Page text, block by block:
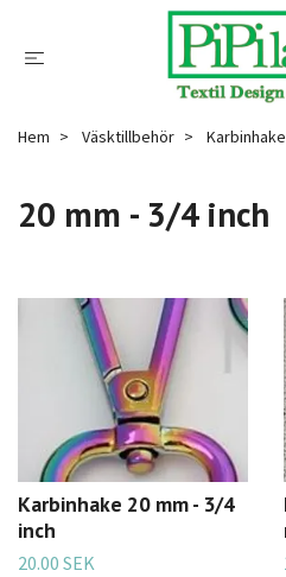
Hem Väsktillbehör Karbinhake
20 mm - 3/4 inch
Karbinhake 20 mm - 3/4
inch
20.00 SEK